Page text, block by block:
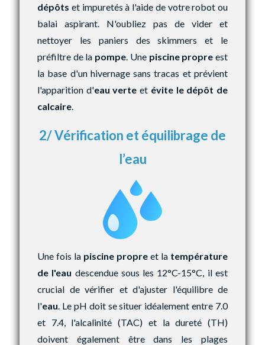
dépôts et impuretés à l'aide de votre robot ou
balai aspirant. N'oubliez pas de vider et
nettoyer les paniers des skimmers et le
préfiltre de la pompe . Une piscine propre est
la base d'un hivernage sans tracas et prévient
l'apparition d'eau verteet évite le dépôt de
calcaire
2/ Vérification et équilibrage de
l’eau
Une fois la piscine propre et la température
de l'eau descendue sous les 12°C-15°C, il est
crucial de vérifier et d'ajuster l'équilibre de
l'eau . Le pH doit se situer idéalement entre 7.0
et 7.4, l'alcalinité (TAC) et la dureté (TH)
doivent également être dans les plages